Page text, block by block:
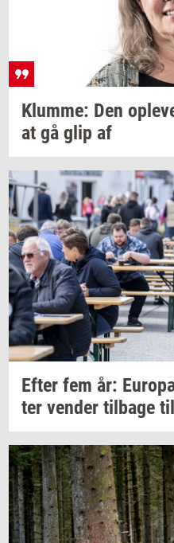
Klum­me: Den
at gå glip af
Efter fem år:
ter ven­der til­ba­ge til